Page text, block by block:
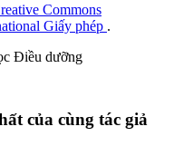
Commons
Giấy phép .
Điều dưỡng
của cùng tác giả